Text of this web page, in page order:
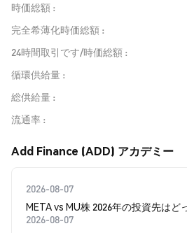
時価総額
完全希薄化時価総額
24時間取引です/時価総額
循環供給量
総供給量
流通率
Add Finance (ADD) アカデミー
2026-08-07
META vs MU株 2026年の投資先はど
2026-08-07